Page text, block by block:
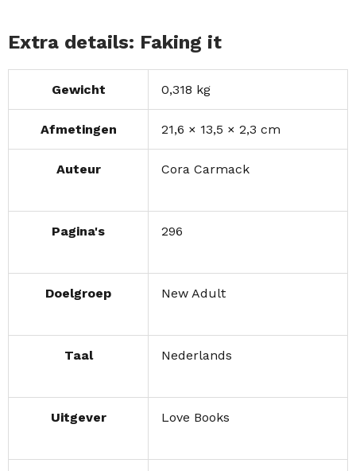
Extra details: Faking it
Gewicht 0,318 kg
Afmetingen 21,6 × 13,5 × 2,3 cm
Auteur Cora Carmack
Pagina's 296
Doelgroep New Adult
Taal Nederlands
Uitgever Love Books